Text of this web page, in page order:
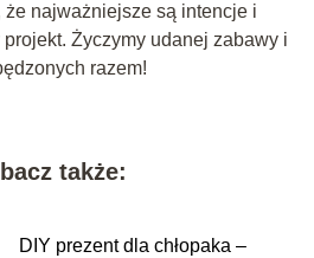
że najważniejsze są intencje i
Życzymy udanej zabawy i
razem!
także:
DIY prezent dla chłopaka –